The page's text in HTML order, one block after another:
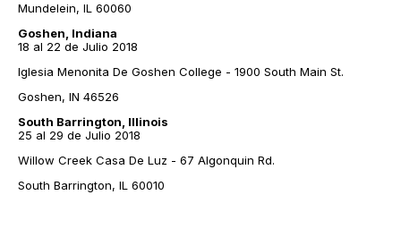
Mundelein, IL 60060
Goshen, Indiana
18 al 22 de Julio 2018
Iglesia Menonita De Goshen College - 1900 South Main St.
Goshen, IN 46526
South Barrington, Illinois
25 al 29 de Julio 2018
Willow Creek Casa De Luz - 67 Algonquin Rd.
South Barrington, IL 60010